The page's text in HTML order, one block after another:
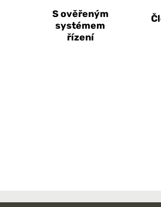
S ověřeným
systémem
řízení